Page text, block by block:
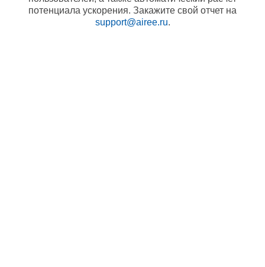
потенциала ускорения. Закажите свой отчет на
support@airee.ru.